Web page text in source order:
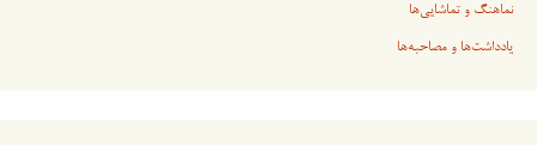
نماهنگ و تماشایی‌ها
یادداشت‌ها و مصاحبه‌ها